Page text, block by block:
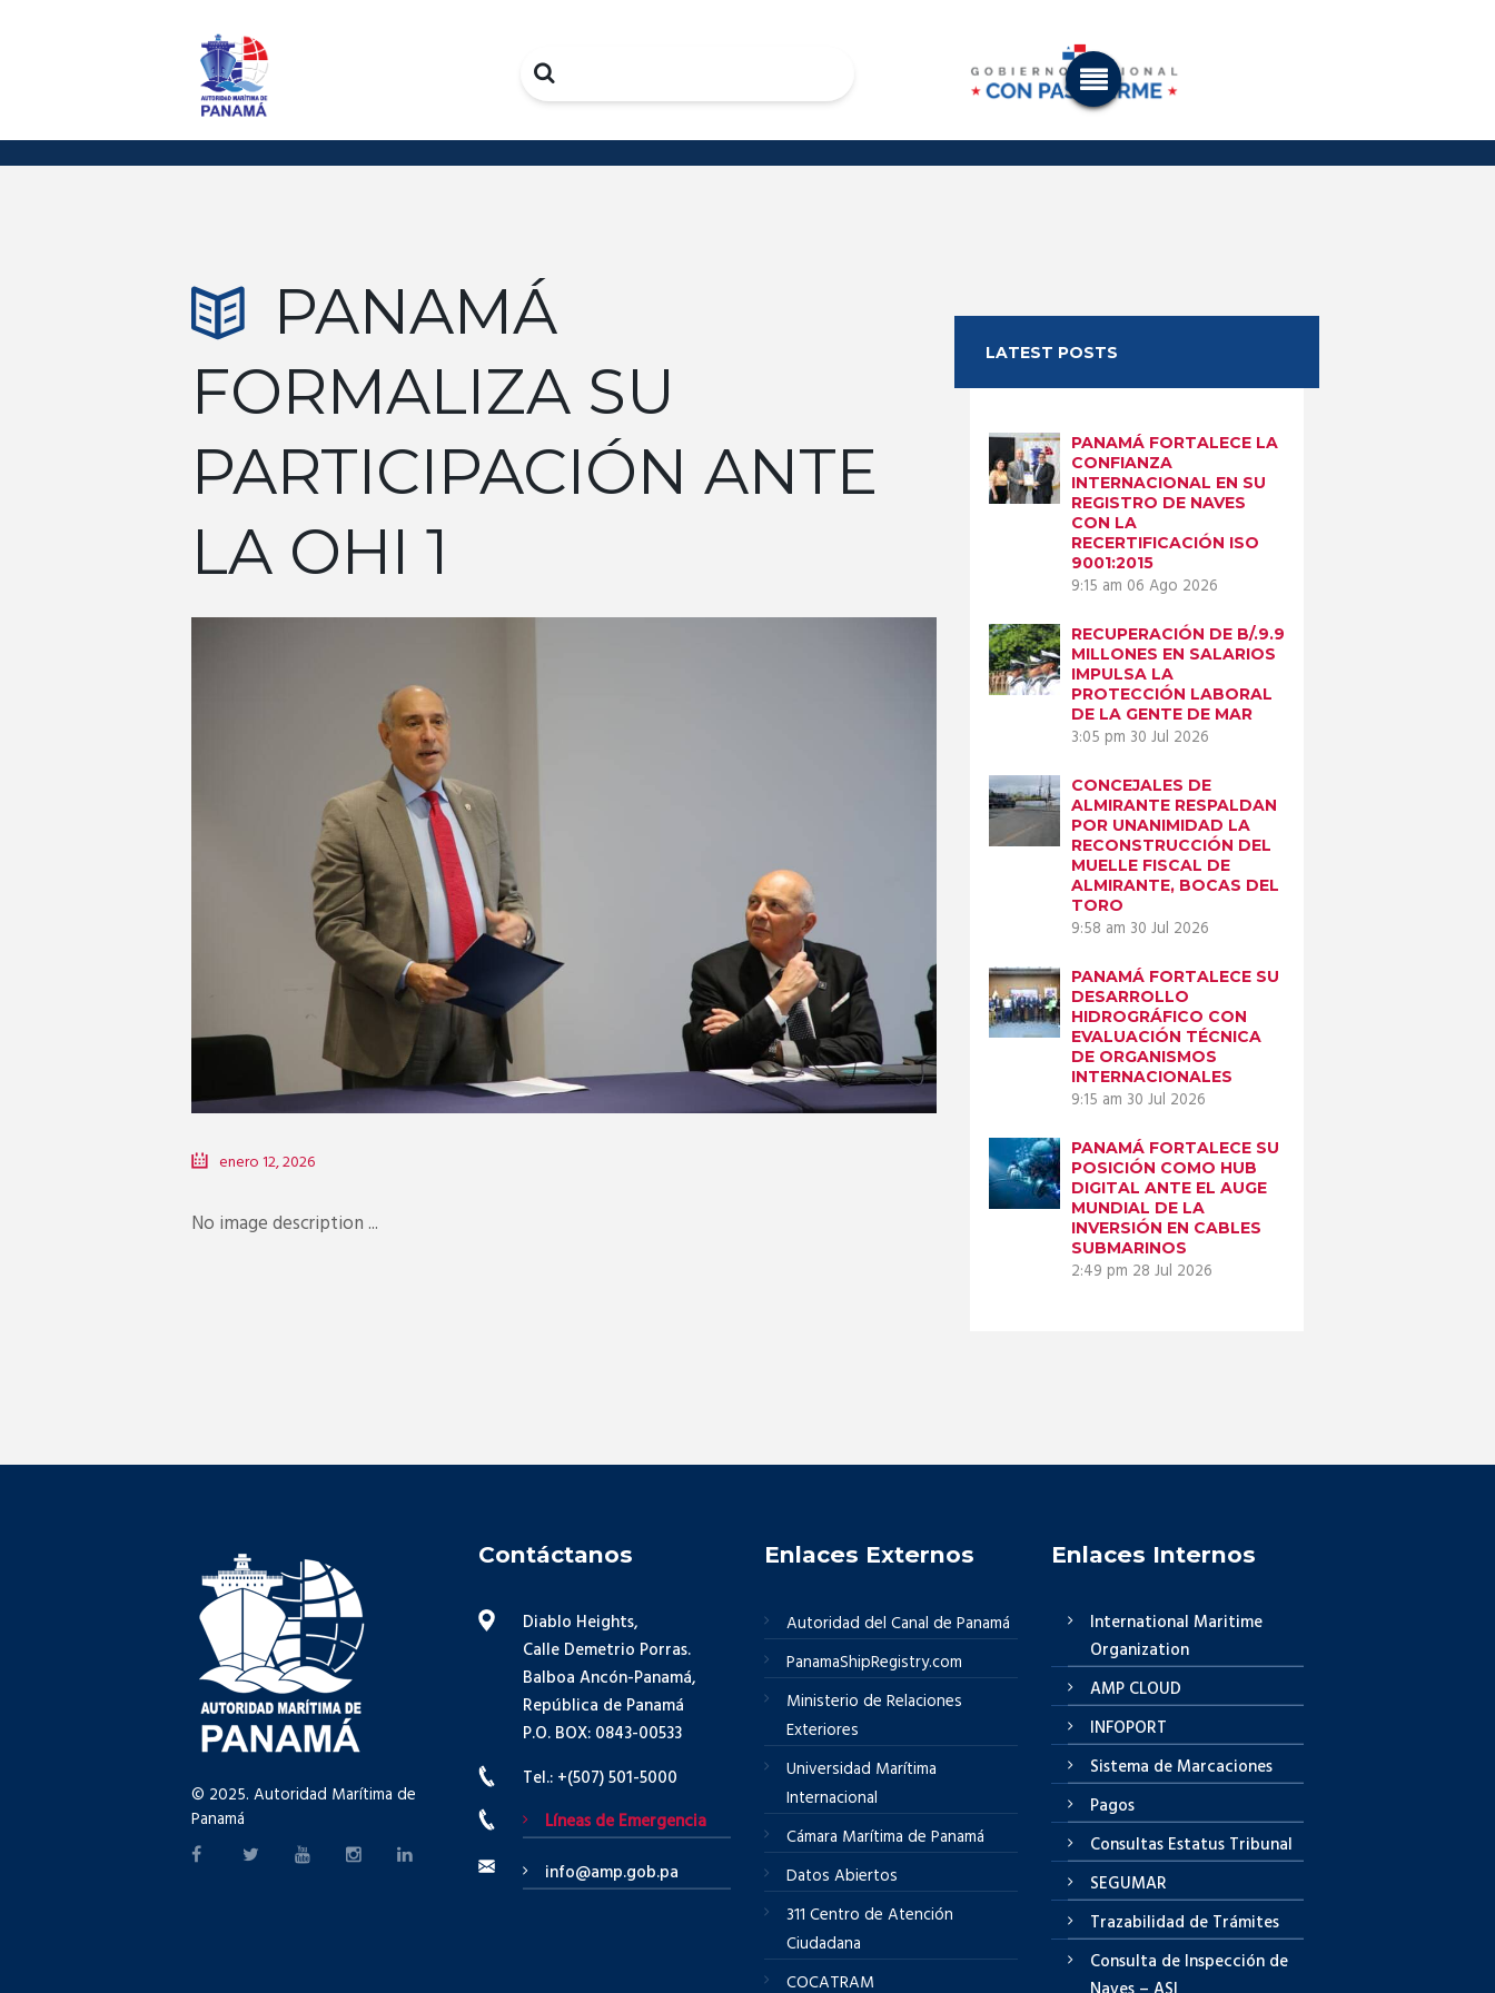
Search
PANAMÁ
FORMALIZA SU
PARTICIPACIÓN ANTE
LA OHI 1
Next item
PANAMÁ
FORMALIZA SU...
enero 12, 2026
No image description ...
LATEST POSTS
PANAMÁ FORTALECE LA
CONFIANZA
INTERNACIONAL EN SU
REGISTRO DE NAVES
CON LA
RECERTIFICACIÓN ISO
9001:2015
9:15 am 06 Ago 2026
RECUPERACIÓN DE B/.9.9
MILLONES EN SALARIOS
IMPULSA LA
PROTECCIÓN LABORAL
DE LA GENTE DE MAR
3:05 pm 30 Jul 2026
CONCEJALES DE
ALMIRANTE RESPALDAN
POR UNANIMIDAD LA
RECONSTRUCCIÓN DEL
MUELLE FISCAL DE
ALMIRANTE, BOCAS DEL
TORO
9:58 am 30 Jul 2026
PANAMÁ FORTALECE SU
DESARROLLO
HIDROGRÁFICO CON
EVALUACIÓN TÉCNICA
DE ORGANISMOS
INTERNACIONALES
9:15 am 30 Jul 2026
PANAMÁ FORTALECE SU
POSICIÓN COMO HUB
DIGITAL ANTE EL AUGE
MUNDIAL DE LA
INVERSIÓN EN CABLES
SUBMARINOS
2:49 pm 28 Jul 2026
© 2025. Autoridad Marítima de
Panamá
Contáctanos
Diablo Heights,
Calle Demetrio Porras.
Balboa Ancón-Panamá,
República de Panamá
P.O. BOX: 0843-00533
Tel.: +(507) 501-5000
Líneas de Emergencia
info@amp.gob.pa
Enlaces Externos
Autoridad del Canal de Panamá
PanamaShipRegistry.com
Ministerio de Relaciones
Exteriores
Universidad Marítima
Internacional
Cámara Marítima de Panamá
Datos Abiertos
311 Centro de Atención
Ciudadana
COCATRAM
Enlaces Internos
International Maritime
Organization
AMP CLOUD
INFOPORT
Sistema de Marcaciones
Pagos
Consultas Estatus Tribunal
SEGUMAR
Trazabilidad de Trámites
Consulta de Inspección de